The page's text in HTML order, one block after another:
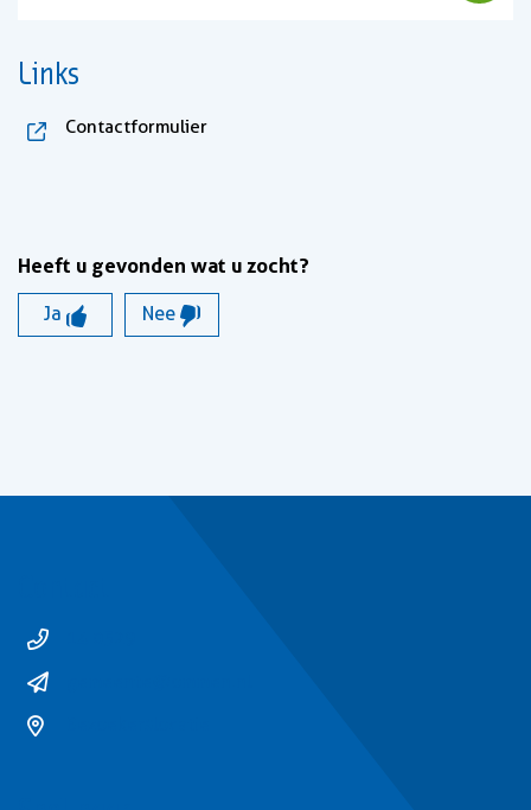
Links
Contactformulier, opent in nieuw tabblad
Heeft u gevonden wat u zocht?
Ja Nee